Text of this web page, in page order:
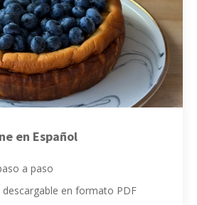
en Español
a paso
descargable en formato PDF